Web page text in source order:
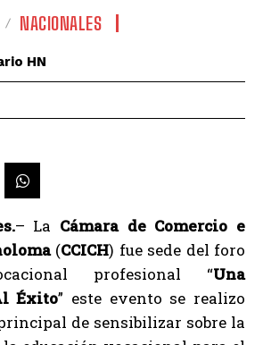
NACIONALES
HN
– La Cámara de Comercio e
(CCICH) fue sede del foro
profesional “Una
Éxito” este evento se realizo
de sensibilizar sobre la